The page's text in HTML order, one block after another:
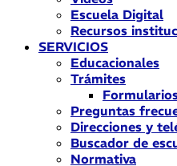
Escuela Digital
Recursos
SERVICIOS
Educacionales
Trámites
Preguntas
Direcciones y
Buscador de
Normativa